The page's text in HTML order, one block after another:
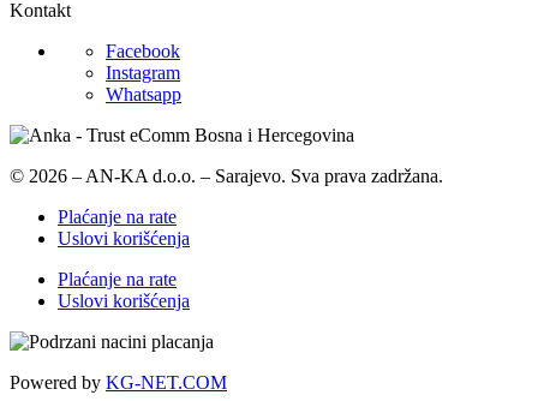
Kontakt
Facebook
Instagram
Whatsapp
© 2026 – AN-KA d.o.o. – Sarajevo. Sva prava zadržana.
Plaćanje na rate
Uslovi korišćenja
Plaćanje na rate
Uslovi korišćenja
Powered by KG-NET.COM